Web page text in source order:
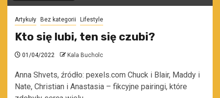
Artykuły Bez kategorii Lifestyle
Kto się lubi, ten się czubi?
01/04/2022 Kala Bucholc
Anna Shvets, źródło: pexels.com Chuck i Blair, Maddy i
Nate, Christian i Anastasia – fikcyjne pairingi, które